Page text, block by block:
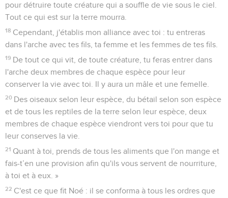
pour détruire toute créature qui a souffle de vie sous le ciel.
Tout ce qui est sur la terre mourra.
18 Cependant, j'établis mon alliance avec toi : tu entreras
dans l'arche avec tes fils, ta femme et les femmes de tes fils.
19 De tout ce qui vit, de toute créature, tu feras entrer dans
l'arche deux membres de chaque espèce pour leur
conserver la vie avec toi. Il y aura un mâle et une femelle.
20 Des oiseaux selon leur espèce, du bétail selon son espèce
et de tous les reptiles de la terre selon leur espèce, deux
membres de chaque espèce viendront vers toi pour que tu
leur conserves la vie.
21 Quant à toi, prends de tous les aliments que l'on mange et
fais-t’en une provision afin qu'ils vous servent de nourriture,
à toi et à eux. »
22 C'est ce que fit Noé : il se conforma à tous les ordres que